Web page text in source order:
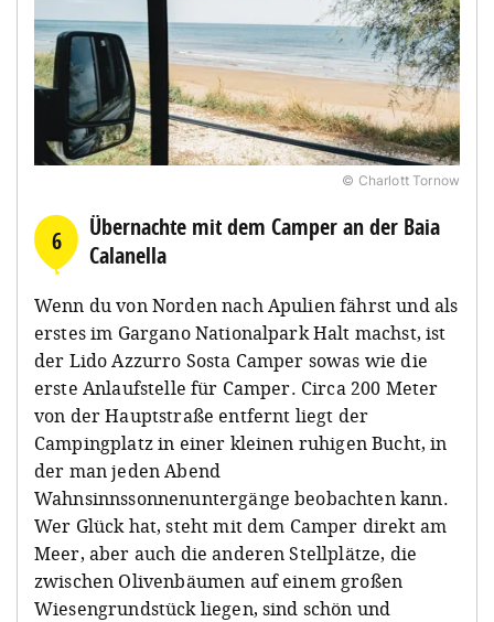
© Charlott Tornow
6
Übernachte mit dem Camper an der Baia
Calanella
Wenn du von Norden nach Apulien fährst und als
erstes im Gargano Nationalpark Halt machst, ist
der Lido Azzurro Sosta Camper sowas wie die
erste Anlaufstelle für Camper. Circa 200 Meter
von der Hauptstraße entfernt liegt der
Campingplatz in einer kleinen ruhigen Bucht, in
der man jeden Abend
Wahnsinnssonnenuntergänge beobachten kann.
Wer Glück hat, steht mit dem Camper direkt am
Meer, aber auch die anderen Stellplätze, die
zwischen Olivenbäumen auf einem großen
Wiesengrundstück liegen, sind schön und